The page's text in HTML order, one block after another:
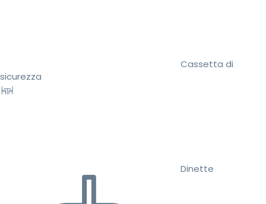
Cassetta di
sicurezza
Dinette